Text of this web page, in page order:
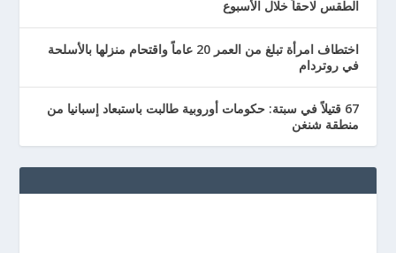
الطقس لاحقاً خلال الأسبوع
اختطاف امرأة تبلغ من العمر 20 عاماً واقتحام منزلها بالأسلحة
في روتردام
67 قتيلاً في سبتة: حكومات أوروبية طالبت باستبعاد إسبانيا من
منطقة شنغن